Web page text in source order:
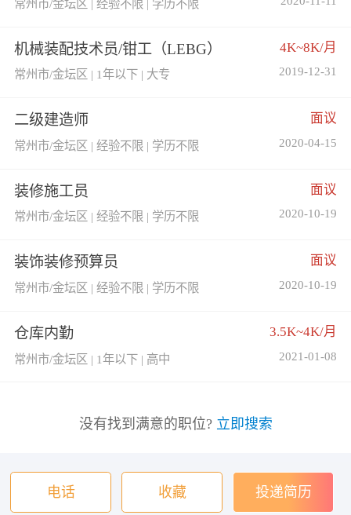
常州市/金坛区 | 经验不限 | 学历不限
机械装配技术员/钳工（LEBG） 4K~8K/月
常州市/金坛区 | 1年以下 | 大专 2019-12-31
二级建造师 面议
常州市/金坛区 | 经验不限 | 学历不限 2020-04-15
装修施工员 面议
常州市/金坛区 | 经验不限 | 学历不限 2020-10-19
装饰装修预算员 面议
常州市/金坛区 | 经验不限 | 学历不限 2020-10-19
仓库内勤 3.5K~4K/月
常州市/金坛区 | 1年以下 | 高中 2021-01-08
没有找到满意的职位? 立即搜索
电话 收藏 投递简历